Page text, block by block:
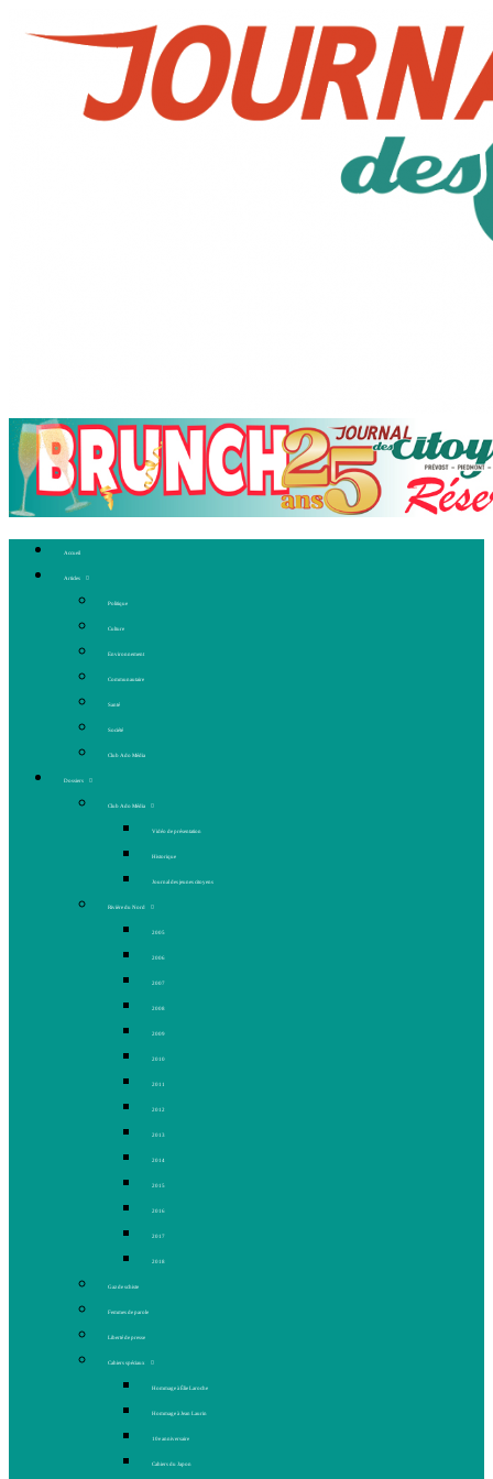
Accueil
Articles
Politique
Culture
Environnement
Communautaire
Santé
Société
Club Ado Média
Dossiers
Club Ado Média
Vidéo de présentation
Historique
Journal des jeunes citoyens
Rivière du Nord
2005
2006
2007
2008
2009
2010
2011
2012
2013
2014
2015
2016
2017
2018
Gaz de schiste
Femmes de parole
Liberté de presse
Cahiers spéciaux
Hommage à Élie Laroche
Hommage à Jean Laurin
10e anniversaire
Cahiers du Japon